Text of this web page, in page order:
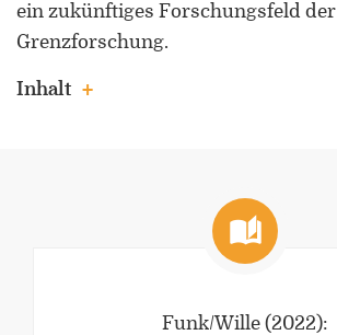
ein zukünftiges Forschungsfeld der
Grenzforschung.
Inhalt
Funk/Wille (2022):